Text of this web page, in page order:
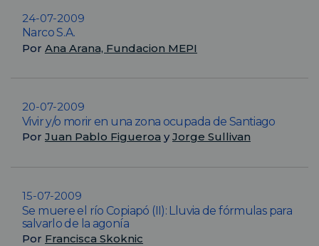
24-07-2009
Narco S.A.
Por Ana Arana, Fundacion MEPI
20-07-2009
Vivir y/o morir en una zona ocupada de Santiago
Por Juan Pablo Figueroa yJorge Sullivan
15-07-2009
Se muere el río Copiapó (II): Lluvia de fórmulas para
salvarlo de la agonía
Por Francisca Skoknic